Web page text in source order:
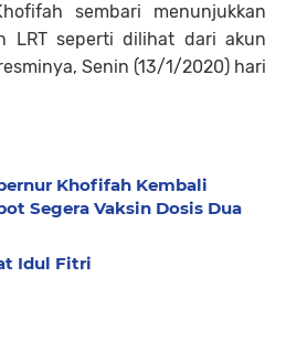
sembari menunjukkan
LRT seperti dilihat dari akun
Senin (13/1/2020) hari
Khofifah Kembali
Segera Vaksin Dosis Dua
Idul Fitri